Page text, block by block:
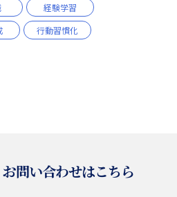
経験学習
行動習慣化
問い合わせはこちら